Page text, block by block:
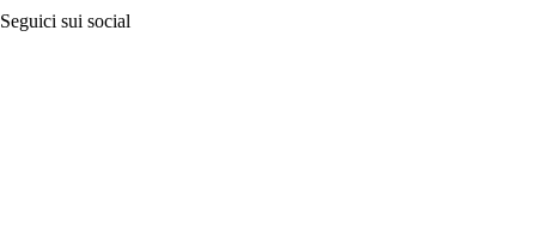
Seguici sui social